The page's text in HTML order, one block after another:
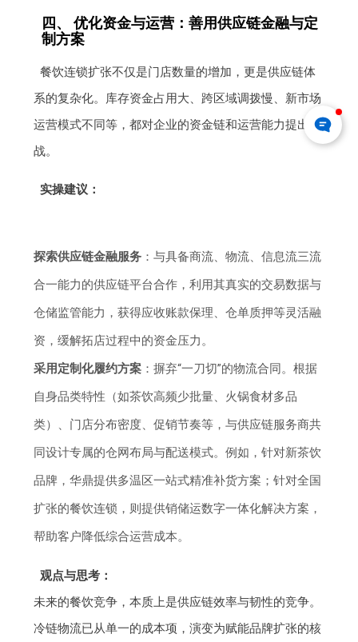
四、 优化资金与运营：善用供应链金融与定
制方案
餐饮连锁扩张不仅是门店数量的增加，更是供应链体
系的复杂化。库存资金占用大、跨区域调拨慢、新市场
运营模式不同等，都对企业的资金链和运营能力提出挑
战。
实操建议：
探索供应链金融服务 ：与具备商流、物流、信息流三流
合一能力的供应链平台合作，利用其真实的交易数据与
仓储监管能力，获得应收账款保理、仓单质押等灵活融
资，缓解拓店过程中的资金压力。
采用定制化履约方案 ：摒弃“一刀切”的物流合同。根据
自身品类特性（如茶饮高频少批量、火锅食材多品
类）、门店分布密度、促销节奏等，与供应链服务商共
同设计专属的仓网布局与配送模式。例如，针对新茶饮
品牌，华鼎提供多温区一站式精准补货方案；针对全国
扩张的餐饮连锁，则提供销储运数字一体化解决方案，
帮助客户降低综合运营成本。
观点与思考：
未来的餐饮竞争，本质上是供应链效率与韧性的竞争。
冷链物流已从单一的成本项，演变为赋能品牌扩张的核